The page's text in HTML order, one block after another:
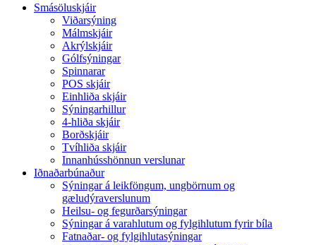
Smásöluskjáir
Viðarsýning
Málmskjáir
Akrýlskjáir
Gólfsýningar
Spinnarar
POS skjáir
Einhliða skjáir
Sýningarhillur
4-hliða skjáir
Borðskjáir
Tvíhliða skjáir
Innanhússhönnun verslunar
Iðnaðarbúnaður
Sýningar á leikföngum, ungbörnum og
gæludýraverslunum
Heilsu- og fegurðarsýningar
Sýningar á varahlutum og fylgihlutum fyrir bíla
Fatnaðar- og fylgihlutasýningar